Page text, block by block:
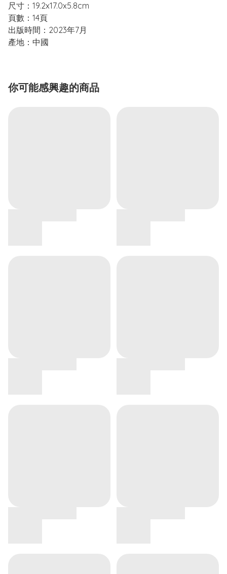
尺寸：19.2x17.0x5.8cm
頁數：14頁
出版時間：2023年7月
產地：中國
你可能感興趣的商品